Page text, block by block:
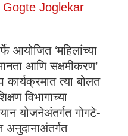
Gogte Joglekar
आयोजित ‘महिलांच्या
आणि सक्षमीकरण’
कार्यक्रमात त्या बोलत
विभागाच्या
योजनेअंतर्गत गोगटे-
अनुदानाअंतर्गत